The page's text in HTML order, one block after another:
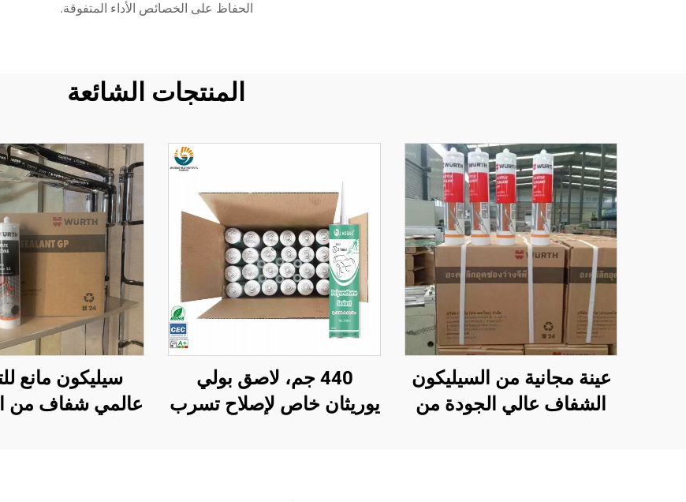
الحفاظ على الخصائص الأداء المتفوقة.
المنتجات الشائعة
عينة مجانية من السيليكون
الشفاف عالي الجودة من
440 جم، لاصق بولي
يوريثان خاص لإصلاح تسرب
سيليكون مانع
عالمي شفاف من